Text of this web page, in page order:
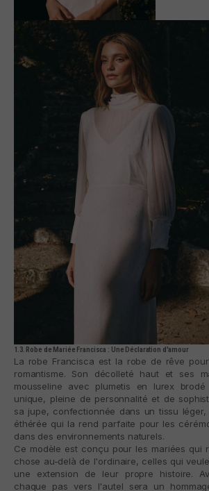
1.3. Robe de Mariée Francisca : Une Déclaration d'amour
La robe Francisca est la robe de rêve
romantisme. Son décolleté haut et ses
mousseline avec plumetis en lurex
unique, pleine de personnalité et de
sa jupe, confectionnée dans un tissu
éthérée qui la rend parfaite pour les
dans des environnements naturels.
Ce modèle est conçu pour les mariées qui
chose au-delà de l'ordinaire, celles qui
une extension de leur propre histoire.
chaque pas vers l'autel sera un